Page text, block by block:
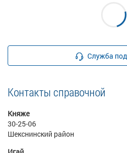
Служба
Контакты справочной
Княже
30-25-06
Шекснинский район